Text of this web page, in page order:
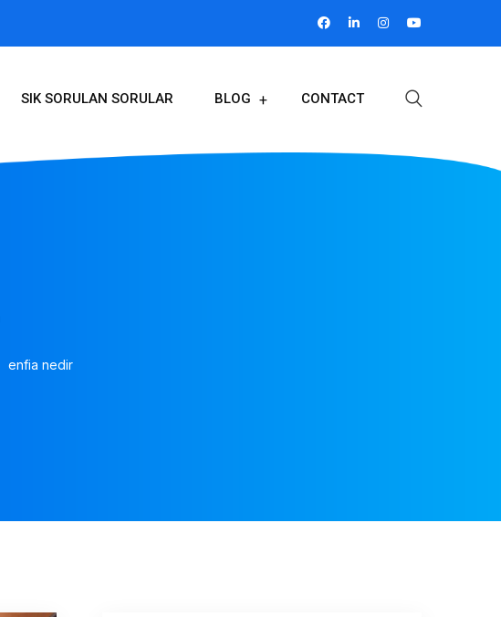
SIK SORULAN SORULAR BLOG CONTACT
enfia nedir